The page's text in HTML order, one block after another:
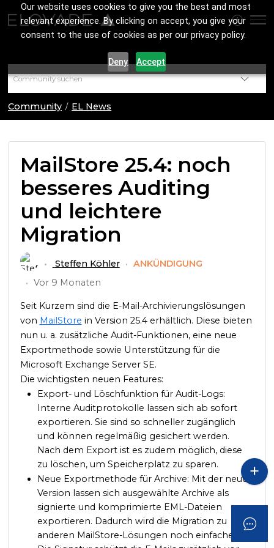
Our website uses cookies to give you the best and most
relevant experience. By clicking on accept, you give your
consent to the use of cookies as per our privacy policy.
Deny Accept
Community EL News
MailStore 25.4: noch
besseres Auditing
und leichtere
Migration
Steffen Köhler
ANKÜNDIGUNG
Vor 9 Monaten
Seit Kurzem sind die E-Mail-Archivierungslösungen
von MailStore in Version 25.4 erhältlich. Diese bieten
nun u. a. zusätzliche Audit-Funktionen, eine neue
Exportmethode sowie Unterstützung für die
Microsoft Exchange Server SE.
Die wichtigsten neuen Features:
Export- und Löschfunktion für Audit-Logs:
Interne Auditprotokolle lassen sich ab sofort
exportieren. Sie sind so schneller zugänglich
und können regelmäßig gesichert werden.
Nach dem Export ist es zudem möglich, diese
zu löschen, um Speicherplatz zu sparen.
Neue Exportmethode für Archive: Mit der neuen
Version lassen sich ausgewählte Archive als
signierte und komprimierte EML-Dateien
exportieren. Dadurch wird die Migration zu
anderen MailStore-Lösungen noch einfacher.